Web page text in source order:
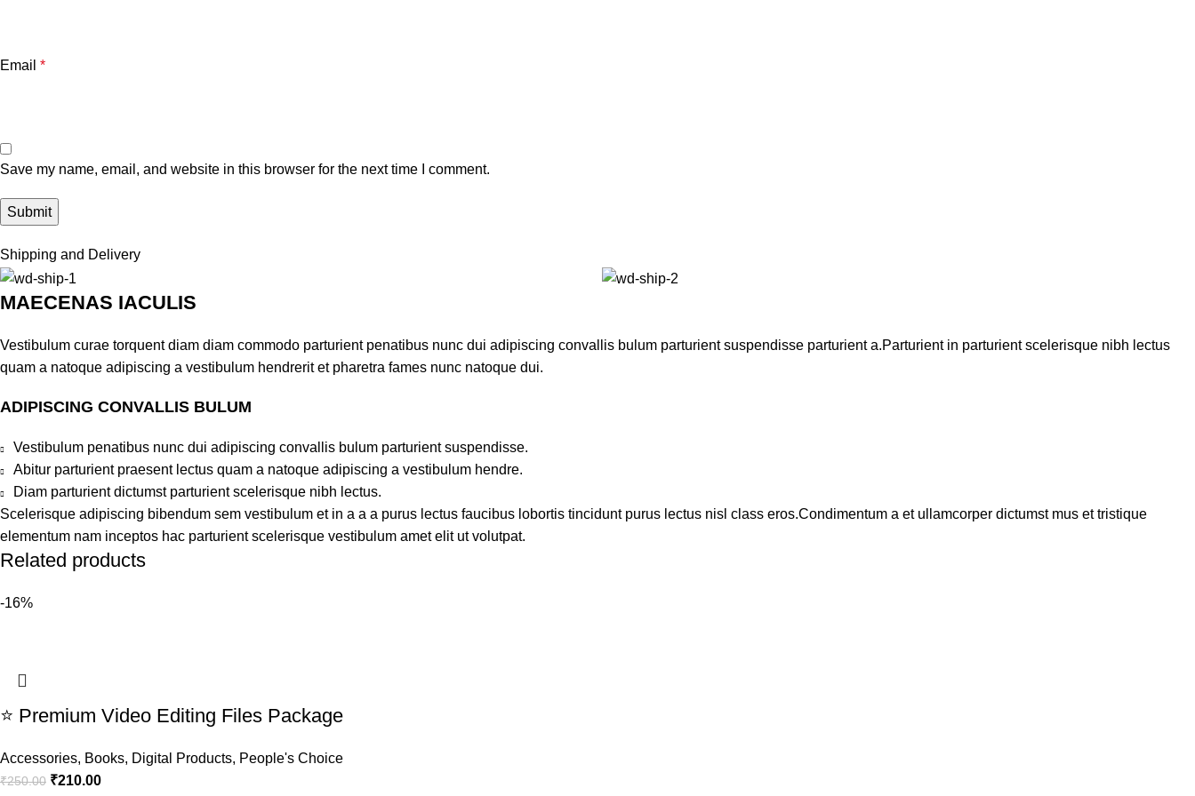
Email *
Save my name, email, and website in this browser for the next time I comment.
Shipping and Delivery
MAECENAS IACULIS
Vestibulum curae torquent diam diam commodo parturient penatibus nunc dui adipiscing convallis bulum parturient suspendisse parturient a.Parturient in parturient scelerisque nibh lectus
quam a natoque adipiscing a vestibulum hendrerit et pharetra fames nunc natoque dui.
ADIPISCING CONVALLIS BULUM
Vestibulum penatibus nunc dui adipiscing convallis bulum parturient suspendisse.
Abitur parturient praesent lectus quam a natoque adipiscing a vestibulum hendre.
Diam parturient dictumst parturient scelerisque nibh lectus.
Scelerisque adipiscing bibendum sem vestibulum et in a a a purus lectus faucibus lobortis tincidunt purus lectus nisl class eros.Condimentum a et ullamcorper dictumst mus et tristique
elementum nam inceptos hac parturient scelerisque vestibulum amet elit ut volutpat.
Related products
-16%
⭐ Premium Video Editing Files Package
Accessories, Books, Digital Products, People's Choice
₹250.00 ₹210.00